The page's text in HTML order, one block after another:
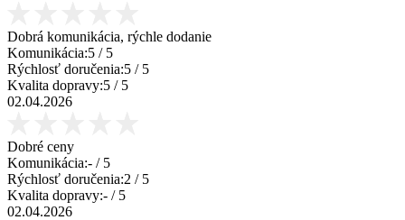
Dobrá komunikácia, rýchle dodanie
Komunikácia:5 / 5
Rýchlosť doručenia:5 / 5
Kvalita dopravy:5 / 5
02.04.2026
Dobré ceny
Komunikácia:- / 5
Rýchlosť doručenia:2 / 5
Kvalita dopravy:- / 5
02.04.2026